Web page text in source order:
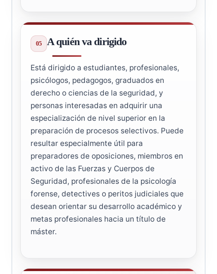
A quién va dirigido
Está dirigido a estudiantes, profesionales,
psicólogos, pedagogos, graduados en
derecho o ciencias de la seguridad, y
personas interesadas en adquirir una
especialización de nivel superior en la
preparación de procesos selectivos. Puede
resultar especialmente útil para
preparadores de oposiciones, miembros en
activo de las Fuerzas y Cuerpos de
Seguridad, profesionales de la psicología
forense, detectives o peritos judiciales que
desean orientar su desarrollo académico y
metas profesionales hacia un título de
máster.